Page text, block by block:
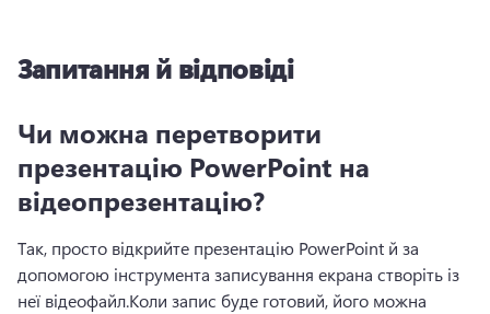
Запитання й відповіді
Чи можна перетворити
презентацію PowerPoint на
відеопрезентацію?
Так, просто відкрийте презентацію PowerPoint й за
допомогою інструмента записування екрана створіть із
неї відеофайл.Коли запис буде готовий, його можна